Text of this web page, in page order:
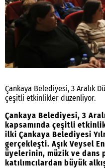
Çankaya Belediyesi, 3 Aralık
çeşitli etkinlikler düzenliyor.
Çankaya Belediyesi, 3
kapsamında çeşitli
ilki Çankaya Belediyesi
gerçekleşti. Aşık Veysel
üyelerinin, müzik ve dans
katılımcılardan büyük